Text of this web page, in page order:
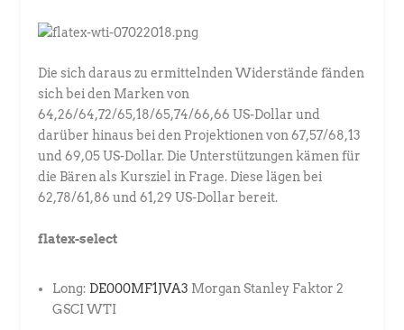
Die sich daraus zu ermittelnden Widerstände fänden
sich bei den Marken von
64,26/64,72/65,18/65,74/66,66 US-Dollar und
darüber hinaus bei den Projektionen von 67,57/68,13
und 69,05 US-Dollar. Die Unterstützungen kämen für
die Bären als Kursziel in Frage. Diese lägen bei
62,78/61,86 und 61,29 US-Dollar bereit.
flatex-select
Long: DE000MF1JVA3 Morgan Stanley Faktor 2
GSCI WTI